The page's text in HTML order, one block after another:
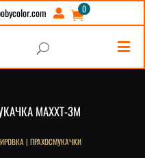
 
0

U
MAXXT-3M
| ПРАХОСМУКАЧКИ